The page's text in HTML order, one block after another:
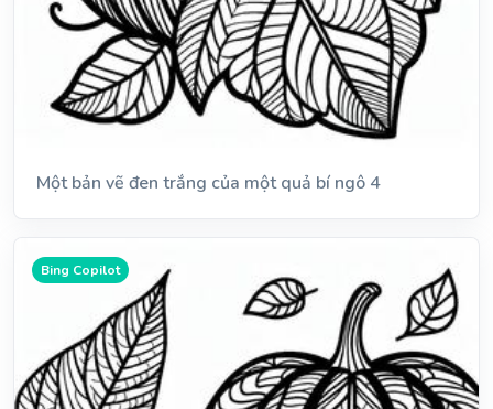
Một bản vẽ đen trắng của một quả bí ngô 4
Bing Copilot